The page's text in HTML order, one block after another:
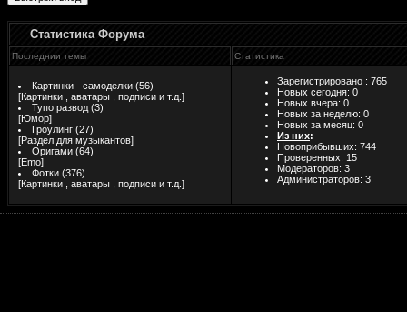
Статистика Форума
Последнии темы Статистика
Картинки - самоделки (56)
[Картинки , аватары , подписи и т.д. ]
Тупо развод (3)
[Юмор]
Гроулинг (27)
[Раздел для музыкантов]
Оригами (64)
[Emo]
Фотки (376)
[Картинки , аватары , подписи и т.д. ]
Зарегистрировано : 765
Новых сегодня: 0
Новых вчера: 0
Новых за неделю: 0
Новых за месяц: 0
Из них:
Новоприбывших: 744
Проверенных: 15
Модераторов: 3
Администраторов: 3